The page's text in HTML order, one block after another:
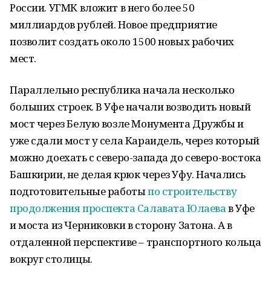
России. УГМК вложит в него более 50
миллиардов рублей. Новое предприятие
позволит создать около 1500 новых рабочих
мест.
Параллельно республика начала несколько
больших строек. В Уфе начали возводить новый
мост через Белую возле Монумента Дружбы и
уже сдали мост у села Караидель, через который
можно доехать с северо-запада до северо-востока
Башкирии, не делая крюк через Уфу. Начались
подготовительные работыпо строительству
продолжения проспекта Салавата Юлаевав Уфе
и моста из Черниковки в сторону Затона. А в
отдаленной перспективе – транспортного кольца
вокруг столицы.